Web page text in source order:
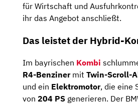
für Wirtschaft und
ihr das Angebot anschließt.
Das leistet der Hybrid-
Im bayrischen Kombi
R4-Benzinermit Twin-Scroll-
und ein Elektromotor, die eine
von 204 PS generieren. Der